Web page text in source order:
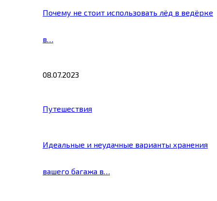
Почему не стоит использовать лёд в ведёрке
в…
08.07.2023
Путешествия
Идеальные и неудачные варианты хранения
вашего багажа в…